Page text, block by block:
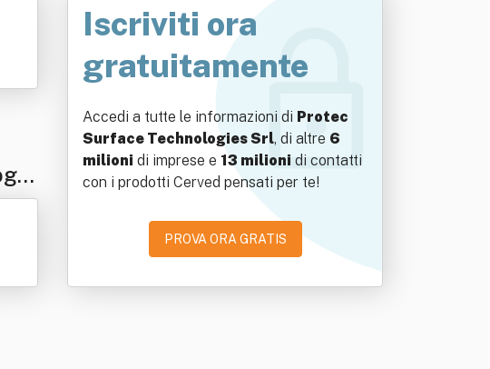
Iscriviti ora
gratuitamente
Accedi a tutte le informazioni di Protec
Surface Technologies Srl, di altre 6
milioni di imprese e 13 milioni di contatti
con i prodotti Cerved pensati per te!
PROVA ORA GRATIS